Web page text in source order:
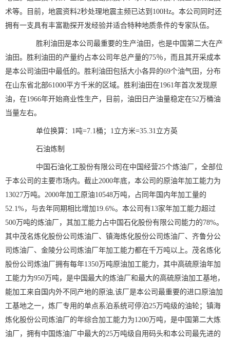
术等。目前，地震资料2秒处理地震主频已达到100Hz。本公司同时还
拥有一支具有丰富勘探开发经验并适合特种地质条件的专家队伍。
胜利油田是本公司最重要的生产油田，也是中国第二大在产
油田。胜利油田的产量约占本公司年总产量的75％，而且其开采成本
是本公司油田中最低的。胜利油田包括大小各异的69个油气田，分布
在山东省北部61000平方千米的区域。胜利油田在1961年首次发现原
油，在1966年开始商业性生产，目前，油田日产油量稳定在52万桶油
当量左右。
单位换算：1吨=7.1桶；1立方米=35.31立方英
石油炼制
中国石油化工股份有限公司在中国经营25个炼油厂，全部位
于本公司的主要市场内。截止2000年底，本公司的原油年加工能力为
13027万吨。2000年加工原油10548万吨，占同年国内年加工量的
52.1%，与去年同期相比增加19.6%。本公司有13家年加工能力超过
500万吨的炼油厂，其加工能力占中国石化股份有限公司能力的78%。
其中茂名炼化股份公司炼油厂、镇海炼化股份公司炼油厂、齐鲁分公
司炼油厂、金陵分公司炼油厂年加工能力都在千万吨以上。茂名炼化
股份公司炼油厂拥有每年1350万吨原油加工能力，其中高硫原油年加
工能力为950万吨，是中国最大的炼油厂和最大的高硫原油加工基地，
能加工来自国内外不同产地的原油,该厂是本公司最重要的进口原油加
工基地之一，炼厂专用的单点系泊系统可停泊25万吨级的油轮；镇海
炼化股份公司炼油厂的年综合加工能力为1200万吨，是中国第二大炼
油厂，拥有中国炼油厂中最大的25万吨级自用码头和本公司最先进的